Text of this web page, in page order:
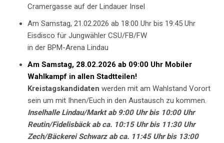
Cramergasse auf der Lindauer Insel
Am Samstag, 21.02.2026 ab 18:00 Uhr bis 19:45 Uhr
Eisdisco für Jungwähler CSU/FB/FW
in der BPM-Arena Lindau
Am Samstag, 28.02.2026 ab 09:00 Uhr Mobiler
Wahlkampf in allen Stadtteilen!
Kreistagskandidaten werden mit am Wahlstand Vorort
sein um mit Ihnen/Euch in den Austausch zu kommen.
Inselhalle Lindau/Markt ab 9:00 Uhr bis 10:00 Uhr
Reutin/Fidelisbäck ab ca. 10:15 Uhr bis 11:30 Uhr
Zech/Bäckerei Schwarz ab ca. 11:45 Uhr bis 13:00